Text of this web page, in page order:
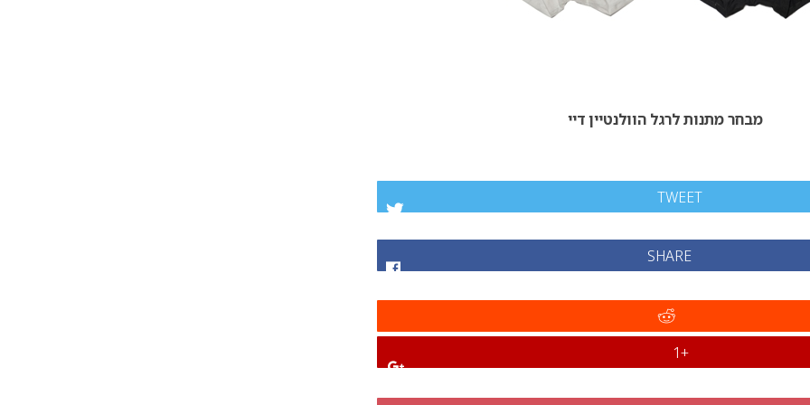
מבחר מתנות לרגל הוולנטיין דיי
TWEET
SHARE
+1